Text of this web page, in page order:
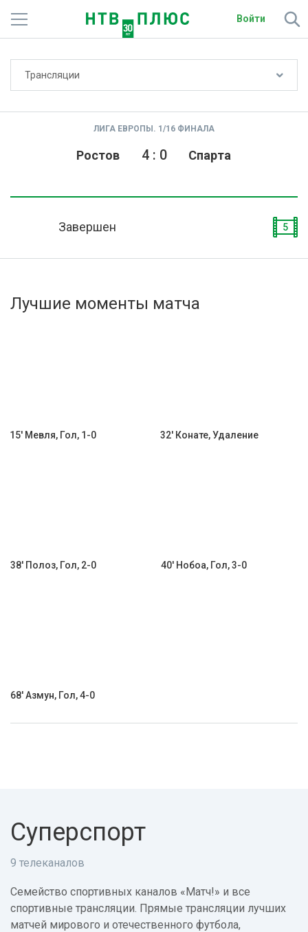
Войти
Активировать промокод
Трансляции
ЛИГА ЕВРОПЫ. 1/16 ФИНАЛА
Ростов Спарта
4: 0
Завершен 5
Лучшие моменты матча
15' Мевля, Гол, 1-0 32' Конате, Удаление
38' Полоз, Гол, 2-0 40' Нобоа, Гол, 3-0
68' Азмун, Гол, 4-0
Суперспорт
9 телеканалов
Семейство спортивных каналов «Матч!» и все
спортивные трансляции. Прямые трансляции лучших
матчей мирового и отечественного футбола,